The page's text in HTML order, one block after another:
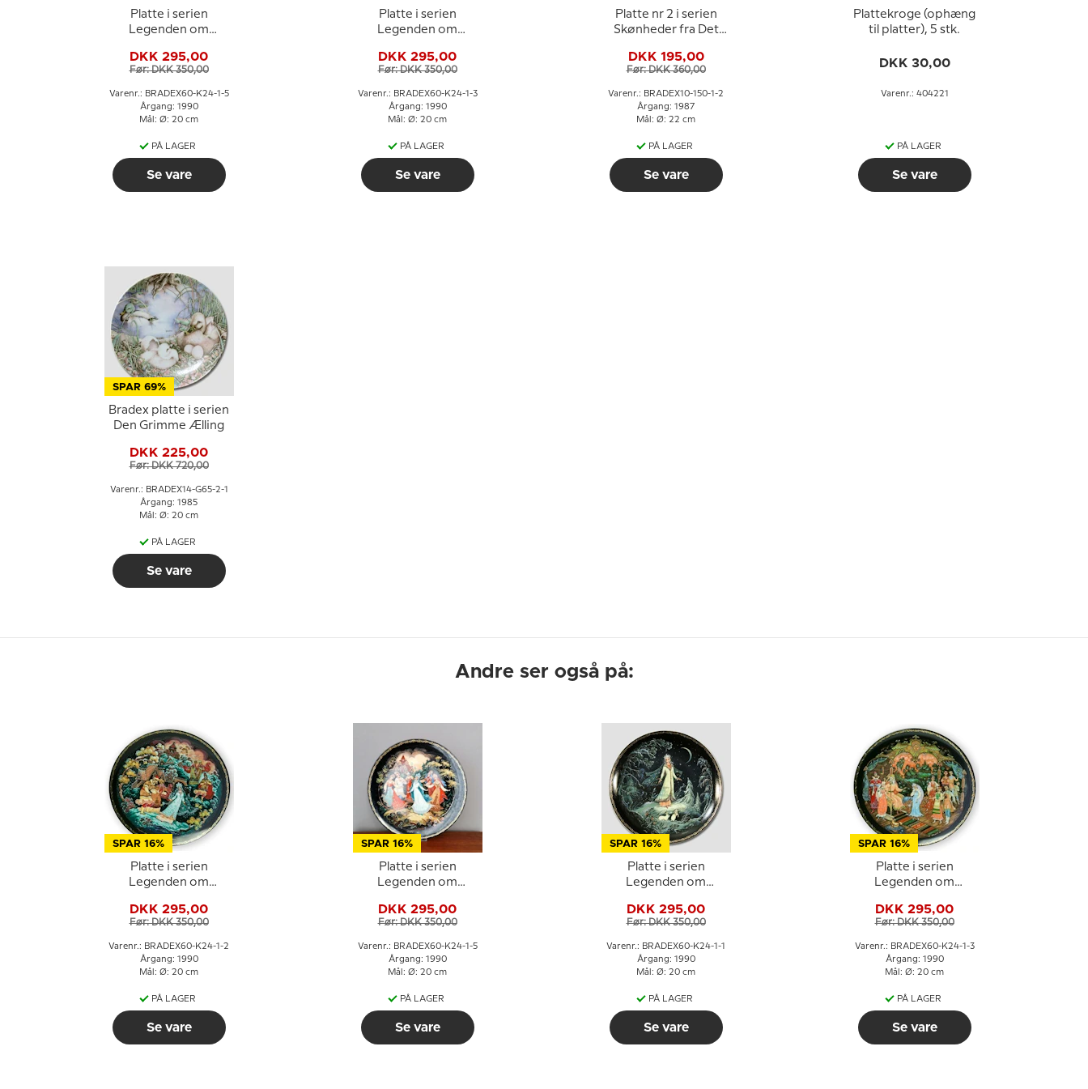
Platte i serien
Legenden om
DKK 295,00
Før: DKK 350,00
Varenr.: BRADEX60-K24-1-5
Årgang: 1990
Mål: Ø: 20 cm
PÅ LAGER
Se vare
Platte i serien
Legenden om
DKK 295,00
Før: DKK 350,00
Varenr.: BRADEX60-K24-1-3
Årgang: 1990
Mål: Ø: 20 cm
PÅ LAGER
Se vare
Platte nr 2 i serien
Skønheder fra Det
te-Chen
DKK 195,00
Før: DKK 360,00
Varenr.: BRADEX10-150-1-2
Årgang: 1987
Mål: Ø: 22 cm
PÅ LAGER
Se vare
Plattekroge (ophæng
til platter), 5 stk.
DKK 30,00
Varenr.: 404221
PÅ LAGER
Se vare
SPAR 69%
Bradex platte i serien
Den Grimme Ælling
DKK 225,00
Før: DKK 720,00
Varenr.: BRADEX14-G65-2-1
Årgang: 1985
Mål: Ø: 20 cm
PÅ LAGER
Se vare
Andre ser også på:
SPAR 16%
Platte i serien
Legenden om
DKK 295,00
Før: DKK 350,00
Varenr.: BRADEX60-K24-1-2
Årgang: 1990
Mål: Ø: 20 cm
PÅ LAGER
Se vare
SPAR 16%
Platte i serien
Legenden om
DKK 295,00
Før: DKK 350,00
Varenr.: BRADEX60-K24-1-5
Årgang: 1990
Mål: Ø: 20 cm
PÅ LAGER
Se vare
SPAR 16%
Platte i serien
Legenden om
DKK 295,00
Før: DKK 350,00
Varenr.: BRADEX60-K24-1-1
Årgang: 1990
Mål: Ø: 20 cm
PÅ LAGER
Se vare
SPAR 16%
Platte i serien
Legenden om
DKK 295,00
Før: DKK 350,00
Varenr.: BRADEX60-K24-1-3
Årgang: 1990
Mål: Ø: 20 cm
PÅ LAGER
Se vare